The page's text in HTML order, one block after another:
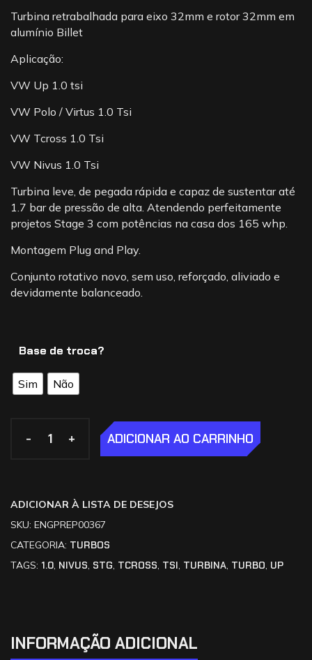
Turbina retrabalhada para eixo 32mm e rotor 32mm em
alumínio Billet
Aplicação:
VW Up 1.0 tsi
VW Polo / Virtus 1.0 Tsi
VW Tcross 1.0 Tsi
VW Nivus 1.0 Tsi
Turbina leve, de pegada rápida e capaz de sustentar até
1.7 bar de pressão de alta. Atendendo perfeitamente
projetos Stage 3 com potências na casa dos 165 whp.
Montagem Plug and Play.
Conjunto rotativo novo, sem uso, reforçado, aliviado e
devidamente balanceado.
Base de troca?
Sim Não
- +
- + ADICIONAR AO CARRINHO
ADICIONAR À LISTA DE DESEJOS
SKU: ENGPREP00367
CATEGORIA: TURBOS
TAGS: 1.0, NIVUS, STG, TCROSS, TSI, TURBINA, TURBO, UP
INFORMAÇÃO ADICIONAL